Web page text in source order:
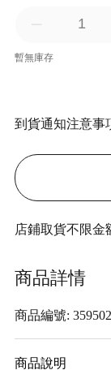
暫無庫存
到貨通知注意事
店鋪取貨不限金
商品詳情
商品編號: 359502
商品說明